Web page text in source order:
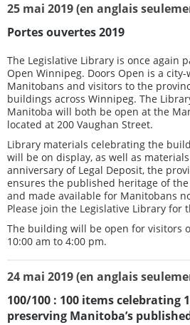
25 mai 2019 (en anglais
Portes ouvertes 2019
The Legislative Library is once again
Open Winnipeg. Doors Open is a
Manitobans and visitors to the
buildings across Winnipeg. The
Manitoba will both be open at the
located at 200 Vaughan Street.
Library materials celebrating the
will be on display, as well as
anniversary of Legal Deposit, the
ensures the published heritage of
and made available for Manitobans
Please join the Legislative Library for
The building will be open for visitors
10:00 am to 4:00 pm.
24 mai 2019 (en anglais
100/100 : 100 items celebrating
preserving Manitoba’s